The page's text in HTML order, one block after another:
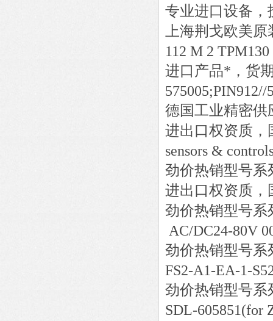
专业进口设备，
上海荆戈欧美
112 M 2
进口产品*，货
575005;PIN912//
德国工业精密供
进出口权资质，
sensors &
劲价热销型号系
进出口权资质，
劲价热销型号系
AC/DC24-80V
劲价热销型号系
FS2-A1-EA-1-
劲价热销型号系
SDL-605851(for